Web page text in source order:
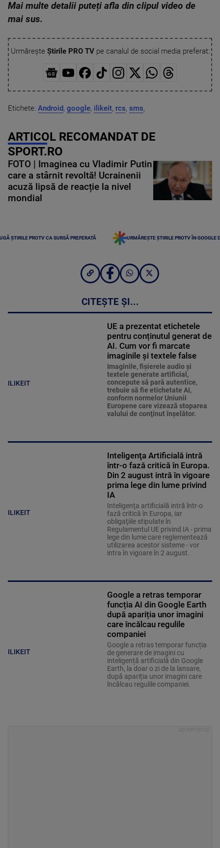
Mai multe detalii puteți afla din clipul video de
mai sus.
Urmărește Știrile PRO TVpe canalul de social media preferat:
Etichete: Android, google, ilikeit, rcs, sms,
ARTICOL RECOMANDAT DE
SPORT.RO
FOTO | Imaginea cu Vladimir Putin
care a stârnit revoltă! Ucrainenii
acuză lipsă de reacție la nivel
mondial
ȘTIRILE PROTV CA SURSĂ PREFERATĂ URMĂREȘTE ȘTIRILE PROTV ÎN GOOGLE
CITEȘTE ȘI...
ILIKEIT
UE a prezentat etichetele
pentru conținutul generat de
AI. Cum vor fi marcate
imaginile și textele false
Imaginile, fişierele audio şi
textele generate artificial,
concepute să pară autentice,
trebuie să fie etichetate AI,
conform normelor Uniunii
Europene care vizează stoparea
valului de conţinut înşelător.
ILIKEIT
Inteligenţa Artificială intră
într-o fază critică în Europa.
Din 2 august intră în vigoare
prima lege din lume privind
IA
Inteligenţa artificială intră într-o
fază critică în Europa, iar
obligaţiile stipulate în
Regulamentul UE privind IA - prima
lege din lume care reglementează
utilizarea acestor sisteme - vor
intra în vigoare în 2 august.
ILIKEIT
Google a retras temporar
funcția AI din Google Earth
după apariția unor imagini
care încălcau regulile
companiei
Google a retras temporar funcția
de generare de imagini cu
inteligență artificială din Google
Earth, la doar o zi de la lansare,
după apariția unor imagini care
încălcau regulile companiei.